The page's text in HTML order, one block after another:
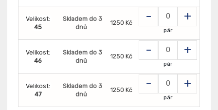
Velikost:
45
Skladem do 3
dnů
1250 Kč - +
pár
Velikost:
46
Skladem do 3
dnů
1250 Kč - +
pár
Velikost:
47
Skladem do 3
dnů
1250 Kč - +
pár